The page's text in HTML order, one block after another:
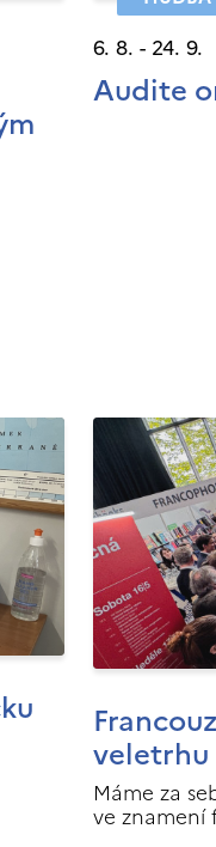
6. 8. - 24. 9.
Audite
veletrhu
Máme za
ve znamení